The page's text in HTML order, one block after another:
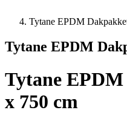
Tytane EPDM
Tytane EPDM
Tytane
x 750 cm